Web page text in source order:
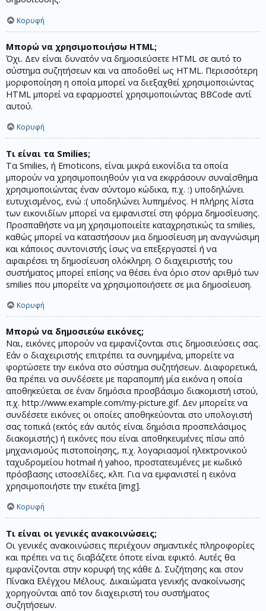
Κορυφή
Μπορώ να χρησιμοποιήσω HTML;
Όχι. Δεν είναι δυνατόν να δημοσιεύσετε HTML σε αυτό το
σύστημα συζητήσεων και να αποδοθεί ως HTML. Περισσότερη
μορφοποίηση η οποία μπορεί να διεξαχθεί χρησιμοποιώντας
HTML μπορεί να εφαρμοστεί χρησιμοποιώντας BBCode αντί
αυτού.
Κορυφή
Τι είναι τα Smilies;
Τα Smilies, ή Emoticons, είναι μικρά εικονίδια τα οποία
μπορούν να χρησιμοποιηθούν για να εκφράσουν συναίσθημα
χρησιμοποιώντας έναν σύντομο κώδικα, π.χ. :) υποδηλώνει
ευτυχισμένος, ενώ :( υποδηλώνει λυπημένος. Η πλήρης λίστα
των εικονιδίων μπορεί να εμφανιστεί στη φόρμα δημοσίευσης.
Προσπαθήστε να μη χρησιμοποιείτε καταχρηστικώς τα smilies,
καθώς μπορεί να καταστήσουν μια δημοσίευση μη αναγνώσιμη
και κάποιος συντονιστής ίσως να επεξεργαστεί ή να
αφαιρέσει τη δημοσίευση ολόκληρη. Ο διαχειριστής του
συστήματος μπορεί επίσης να θέσει ένα όριο στον αριθμό των
smilies που μπορείτε να χρησιμοποιήσετε σε μια δημοσίευση.
Κορυφή
Μπορώ να δημοσιεύω εικόνες;
Ναι, εικόνες μπορούν να εμφανίζονται στις δημοσιεύσεις σας.
Εάν ο διαχειριστής επιτρέπει τα συνημμένα, μπορείτε να
φορτώσετε την εικόνα στο σύστημα συζητήσεων. Διαφορετικά,
θα πρέπει να συνδέσετε με παραπομπή μία εικόνα η οποία
αποθηκεύεται σε έναν δημόσια προσβάσιμο διακομιστή ιστού,
π.χ. http://www.example.com/my-picture.gif. Δεν μπορείτε να
συνδέσετε εικόνες οι οποίες αποθηκεύονται στο υπολογιστή
σας τοπικά (εκτός εάν αυτός είναι δημόσια προσπελάσιμος
διακομιστής) ή εικόνες που είναι αποθηκευμένες πίσω από
μηχανισμούς πιστοποίησης, π.χ. λογαριασμοί ηλεκτρονικού
ταχυδρομείου hotmail ή yahoo, προστατευμένες με κωδικό
πρόσβασης ιστοσελίδες, κλπ. Για να εμφανιστεί η εικόνα
χρησιμοποιήστε την ετικέτα [img].
Κορυφή
Τι είναι οι γενικές ανακοινώσεις;
Οι γενικές ανακοινώσεις περιέχουν σημαντικές πληροφορίες
και πρέπει να τις διαβάζετε όποτε είναι εφικτό. Αυτές θα
εμφανίζονται στην κορυφή της κάθε Δ. Συζήτησης και στον
Πίνακα Ελέγχου Μέλους. Δικαιώματα γενικής ανακοίνωσης
χορηγούνται από τον διαχειριστή του συστήματος
συζητήσεων.